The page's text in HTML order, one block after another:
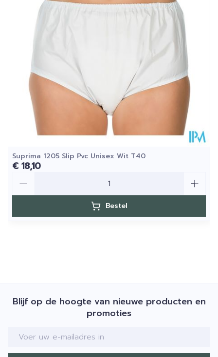
Hoeveelheid
Behoud
Kamertemperatuur (15°C -
25°C)
Suprima 1205 Slip Pvc Unisex Wit T40
€ 18,10
Bestel
Blijf op de hoogte van nieuwe producten en
promoties
E-mail adres